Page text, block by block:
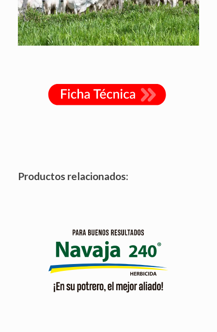
Productos relacionados:
Herbicida selectivo para potreros, con doble mecanismo
de acción, para malezas difíciles, tipo herbáceas,
arbustivas y de hoja ancha.